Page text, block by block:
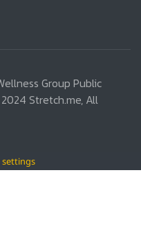
Group Public
Stretch.me, All
settings